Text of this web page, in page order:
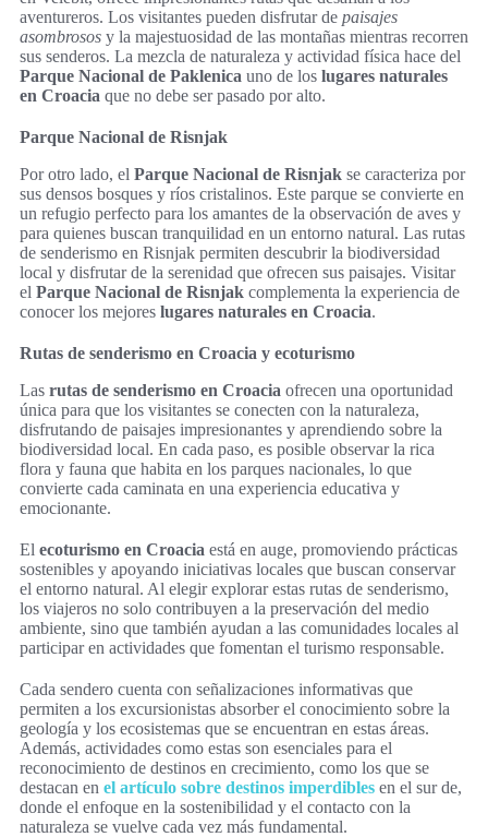
aventureros. Los visitantes pueden disfrutar de paisajes
asombrosos y la majestuosidad de las montañas mientras recorren
sus senderos. La mezcla de naturaleza y actividad física hace del
Parque Nacional de Paklenica uno de los lugares naturales
en Croacia que no debe ser pasado por alto.
Parque Nacional de Risnjak
Por otro lado, el Parque Nacional de Risnjak se caracteriza por
sus densos bosques y ríos cristalinos. Este parque se convierte en
un refugio perfecto para los amantes de la observación de aves y
para quienes buscan tranquilidad en un entorno natural. Las rutas
de senderismo en Risnjak permiten descubrir la biodiversidad
local y disfrutar de la serenidad que ofrecen sus paisajes. Visitar
el Parque Nacional de Risnjak complementa la experiencia de
conocer los mejores lugares naturales en Croacia.
Rutas de senderismo en Croacia y ecoturismo
Las rutas de senderismo en Croacia ofrecen una oportunidad
única para que los visitantes se conecten con la naturaleza,
disfrutando de paisajes impresionantes y aprendiendo sobre la
biodiversidad local. En cada paso, es posible observar la rica
flora y fauna que habita en los parques nacionales, lo que
convierte cada caminata en una experiencia educativa y
emocionante.
El ecoturismo en Croacia está en auge, promoviendo prácticas
sostenibles y apoyando iniciativas locales que buscan conservar
el entorno natural. Al elegir explorar estas rutas de senderismo,
los viajeros no solo contribuyen a la preservación del medio
ambiente, sino que también ayudan a las comunidades locales al
participar en actividades que fomentan el turismo responsable.
Cada sendero cuenta con señalizaciones informativas que
permiten a los excursionistas absorber el conocimiento sobre la
geología y los ecosistemas que se encuentran en estas áreas.
Además, actividades como estas son esenciales para el
reconocimiento de destinos en crecimiento, como los que se
destacan en el artículo sobre destinos imperdibles en el sur de,
donde el enfoque en la sostenibilidad y el contacto con la
naturaleza se vuelve cada vez más fundamental.